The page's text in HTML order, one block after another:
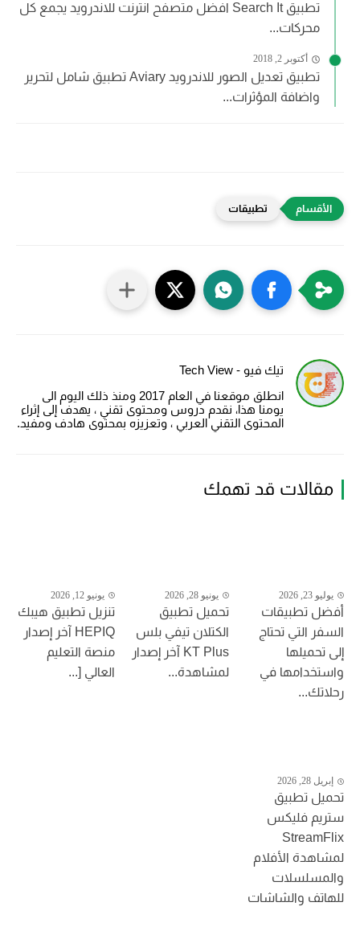
تطبيق Search It افضل متصفح انترنت للاندرويد يجمع كل
محركات...
أكتوبر 2, 2018
تطبيق تعديل الصور للاندرويد Aviary تطبيق شامل لتحرير
واضافة المؤثرات...
تطبيقات
تيك فيو - Tech View
انطلق موقعنا في العام 2017 ومنذ ذلك اليوم الى
يومنا هذا، نقدم دروس ومحتوى تقني ، يهدف إلى إثراء
المحتوى التقني العربي ، وتعزيزه بمحتوى هادف ومفيد.
مقالات قد تهمك
يوليو 23, 2026
أفضل تطبيقات
السفر التي تحتاج
إلى تحميلها
واستخدامها في
رحلاتك...
يونيو 28, 2026
تحميل تطبيق
الكتلان تيفي بلس
KT Plus آخر إصدار
لمشاهدة...
يونيو 12, 2026
تنزيل تطبيق هيبك
HEPIQ آخر إصدار
منصة التعليم
العالي [...
إبريل 28, 2026
تحميل تطبيق
ستريم فليكس
StreamFlix
لمشاهدة الأفلام
والمسلسلات
للهاتف والشاشات